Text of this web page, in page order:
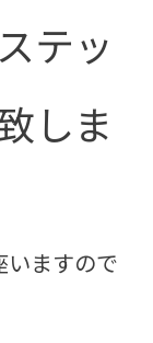
テッ
しま
ますので